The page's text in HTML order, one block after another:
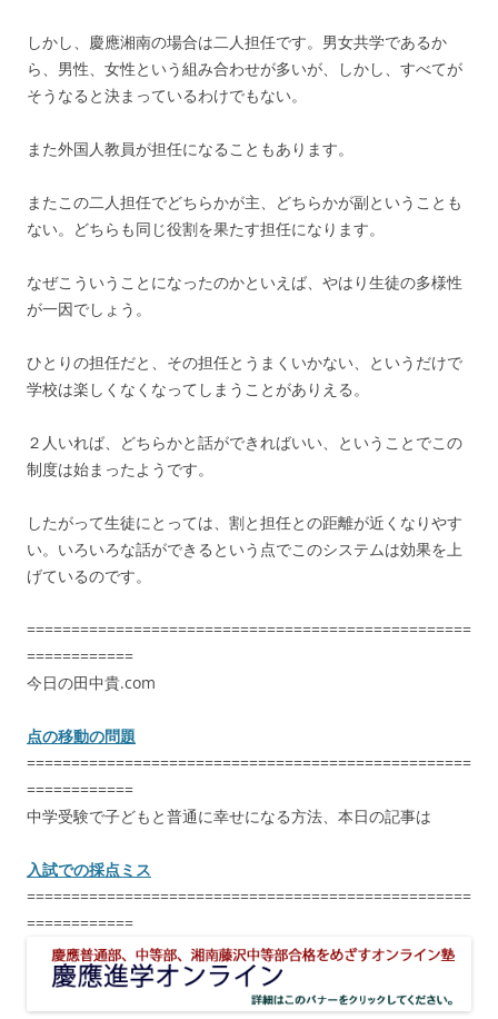
しかし、慶應湘南の場合は二人担任です。男女共学であるか
ら、男性、女性という組み合わせが多いが、しかし、すべてが
そうなると決まっているわけでもない。
また外国人教員が担任になることもあります。
またこの二人担任でどちらかが主、どちらかが副ということも
ない。どちらも同じ役割を果たす担任になります。
なぜこういうことになったのかといえば、やはり生徒の多様性
が一因でしょう。
ひとりの担任だと、その担任とうまくいかない、というだけで
学校は楽しくなくなってしまうことがありえる。
２人いれば、どちらかと話ができればいい、ということでこの
制度は始まったようです。
したがって生徒にとっては、割と担任との距離が近くなりやす
い。いろいろな話ができるという点でこのシステムは効果を上
げているのです。
==================================================
============
今日の田中貴.com
点の移動の問題
==================================================
============
中学受験で子どもと普通に幸せになる方法、本日の記事は
入試での採点ミス
==================================================
============